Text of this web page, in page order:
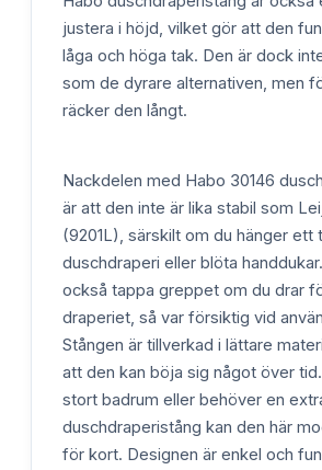
justera i höjd, vilket gör att den
låga och höga tak. Den är dock
som de dyrare alternativen, men
räcker den långt.
Nackdelen med Habo 30146
är att den inte är lika stabil som
(9201L), särskilt om du hänger ett
duschdraperi eller blöta
också tappa greppet om du drar
draperiet, så var försiktig vid
Stången är tillverkad i lättare
att den kan böja sig något över
stort badrum eller behöver en
duschdraperistång kan den här
för kort. Designen är enkel och